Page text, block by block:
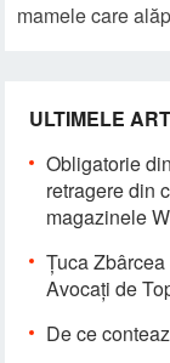
mamele care
ULTIMELE
Obligatorie
retragere din
magazinele
Țuca
Avocați de
De ce